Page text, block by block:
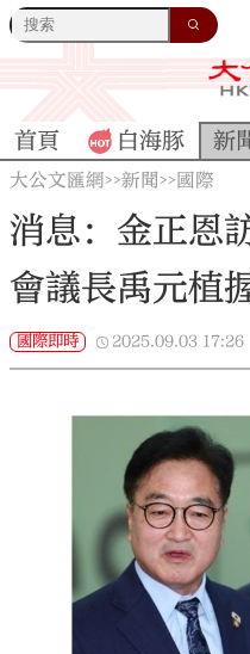
首頁 白海豚 新
大公文匯網>>新聞>> 國際
消息：金正恩
會議長禹元植
國際即時 2025.09.03 17:26